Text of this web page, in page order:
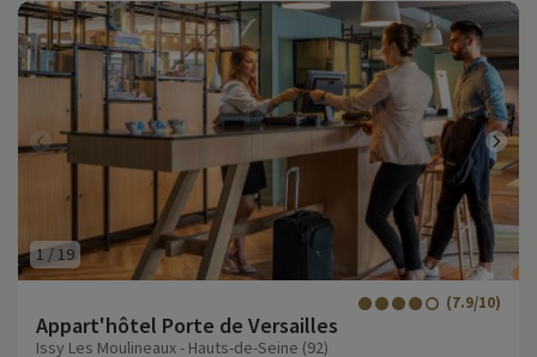
1/ 19
Appart'hôtel Porte de Versailles
(7.9/10)
Issy Les Moulineaux - Hauts-de-Seine (92)